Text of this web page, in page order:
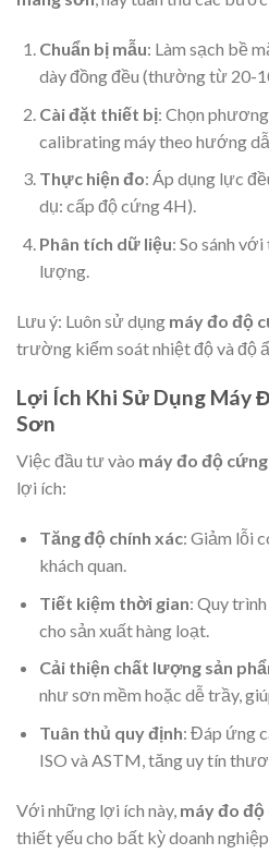
Chuẩn bị mẫu: Làm sạch bề
dày đồng đều (thường từ 20-
Cài đặt thiết bị: Chọn
calibrating máy theo hướng
Thực hiện đo: Áp dụng lực
dụ: cấp độ cứng 4H).
Phân tích dữ liệu: So sánh
lượng.
Lưu ý: Luôn sử dụng máy đo độ
trường kiểm soát nhiệt độ và độ
Lợi Ích Khi Sử Dụng Máy
Sơn
Việc đầu tư vào máy đo độ
lợi ích:
Tăng độ chính xác: Giảm lỗi
khách quan.
Tiết kiệm thời gian: Quy
cho sản xuất hàng loạt.
Cải thiện chất lượng sản
như sơn mềm hoặc dễ trầy,
Tuân thủ quy định: Đáp ứng
ISO và ASTM, tăng uy tín
Với những lợi ích này, máy đo độ
thiết yếu cho bất kỳ doanh